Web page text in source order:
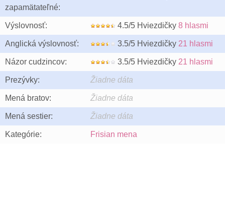
zapamätateľné:
Výslovnosť: 4.5/5 Hviezdičky 8 hlasmi
Anglická výslovnosť: 3.5/5 Hviezdičky 21 hlasmi
Názor cudzincov: 3.5/5 Hviezdičky 21 hlasmi
Prezývky: Žiadne dáta
Mená bratov: Žiadne dáta
Mená sestier: Žiadne dáta
Kategórie: Frisian mena